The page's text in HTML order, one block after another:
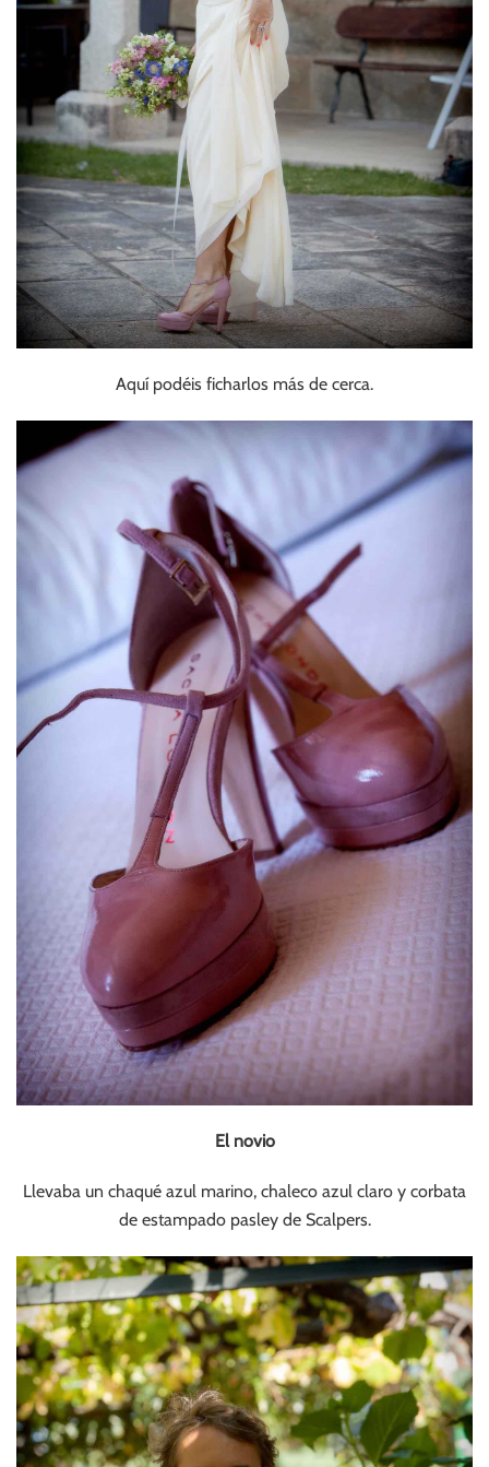
Aquí podéis ficharlos más de cerca.
El novio
Llevaba un chaqué azul marino, chaleco azul claro y corbata
de estampado pasley de Scalpers.